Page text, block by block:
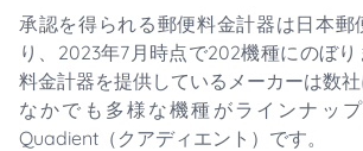
承認を得られる郵便料金計器は日本郵
り、2023年7月時点で202機種にのぼ
料金計器を提供しているメーカーは数社
なかでも多様な機種がラインナッ
Quadient（クアディエント）です。